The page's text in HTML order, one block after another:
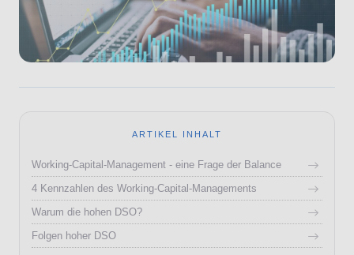
ARTIKEL INHALT
Working-Capital-Management - eine Frage der Balance
4 Kennzahlen des Working-Capital-Managements
Warum die hohen DSO?
Folgen hoher DSO